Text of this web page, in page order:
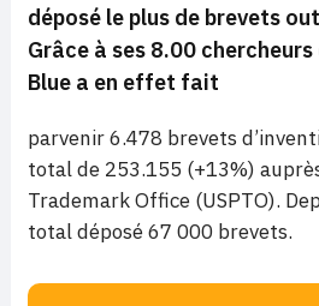
déposé le plus de brevets
Grâce à ses 8.00
Blue a en effet fait
parvenir 6.478 brevets
total de 253.155 (+13%)
Trademark Office (USPTO).
total déposé 67 000 brevets.